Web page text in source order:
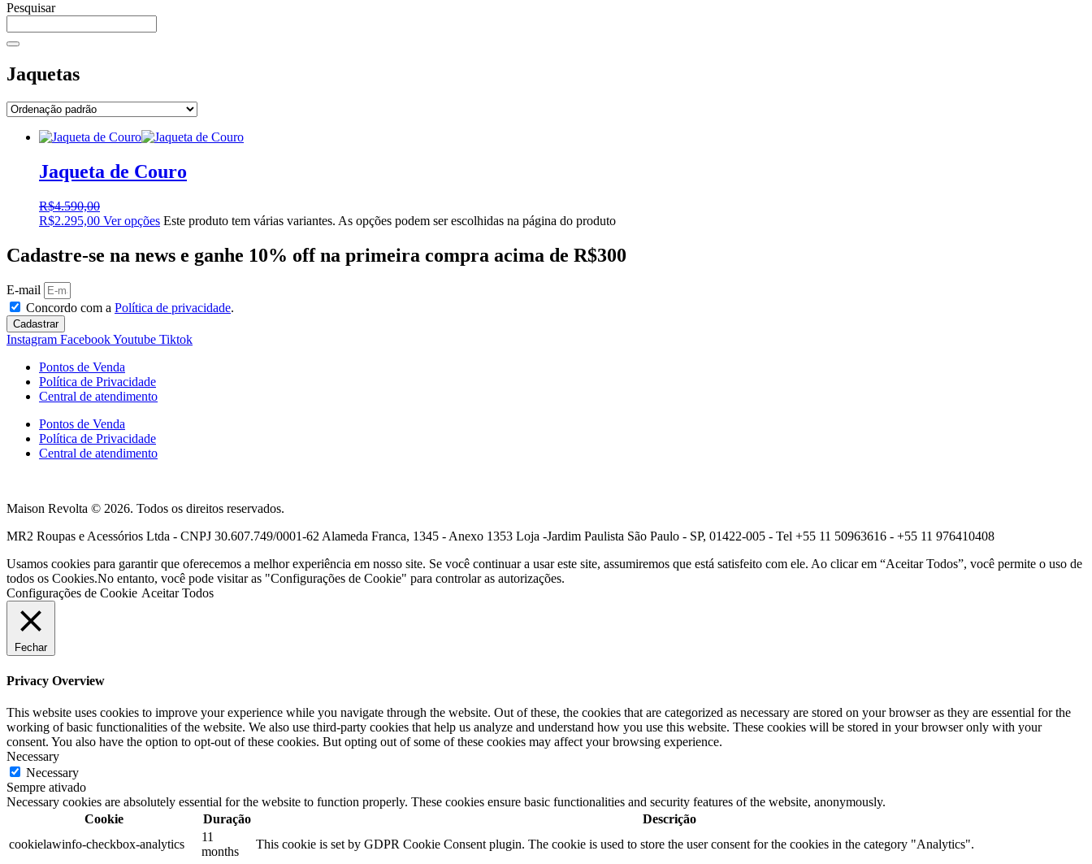
Pesquisar
Jaquetas
Jaqueta de Couro
R$4.590,00
R$2.295,00 Ver opções Este produto tem várias variantes. As opções podem ser escolhidas na página do produto
Cadastre-se na news e ganhe 10% off na primeira compra acima de R$300
E-mail
Concordo com a Política de privacidade.
Cadastrar
Instagram FacebookYoutube Tiktok
Pontos de Venda
Política de Privacidade
Central de atendimento
Pontos de Venda
Política de Privacidade
Central de atendimento
Maison Revolta © 2026. Todos os direitos reservados.
MR2 Roupas e Acessórios Ltda - CNPJ 30.607.749/0001-62 Alameda Franca, 1345 - Anexo 1353 Loja -Jardim Paulista São Paulo - SP, 01422-005 - Tel +55 11 50963616 - +55 11 976410408
Usamos cookies para garantir que oferecemos a melhor experiência em nosso site. Se você continuar a usar este site, assumiremos que está satisfeito com ele. Ao clicar em “Aceitar Todos”, você permite o uso de
todos os Cookies.No entanto, você pode visitar as "Configurações de Cookie" para controlar as autorizações.
Configurações de Cookie Aceitar Todos
Fechar
Privacy Overview
This website uses cookies to improve your experience while you navigate through the website. Out of these, the cookies that are categorized as necessary are stored on your browser as they are essential for the
working of basic functionalities of the website. We also use third-party cookies that help us analyze and understand how you use this website. These cookies will be stored in your browser only with your
consent. You also have the option to opt-out of these cookies. But opting out of some of these cookies may affect your browsing experience.
Necessary
Necessary
Sempre ativado
Necessary cookies are absolutely essential for the website to function properly. These cookies ensure basic functionalities and security features of the website, anonymously.
Cookie
Duração
Descrição
cookielawinfo-checkbox-analytics
11
months
This cookie is set by GDPR Cookie Consent plugin. The cookie is used to store the user consent for the cookies in the category "Analytics".